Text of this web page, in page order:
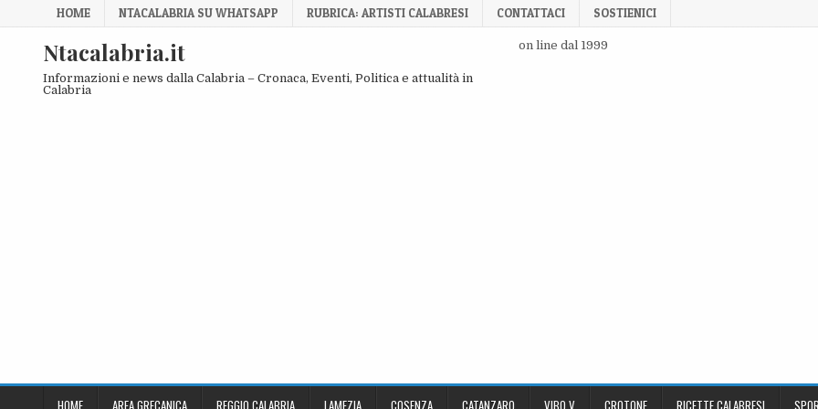
Skip to content
HOME NTACALABRIA SU WHATSAPP RUBRICA: ARTISTI CALABRESI CONTATTACI SOSTIENICI
Ntacalabria.it
Informazioni e news dalla Calabria – Cronaca, Eventi, Politica e attualità in
Calabria
on line dal 1999
HOME AREA GRECANICA REGGIO CALABRIA LAMEZIA COSENZA CATANZARO VIBO V CROTONE RICETTE CALABRESI